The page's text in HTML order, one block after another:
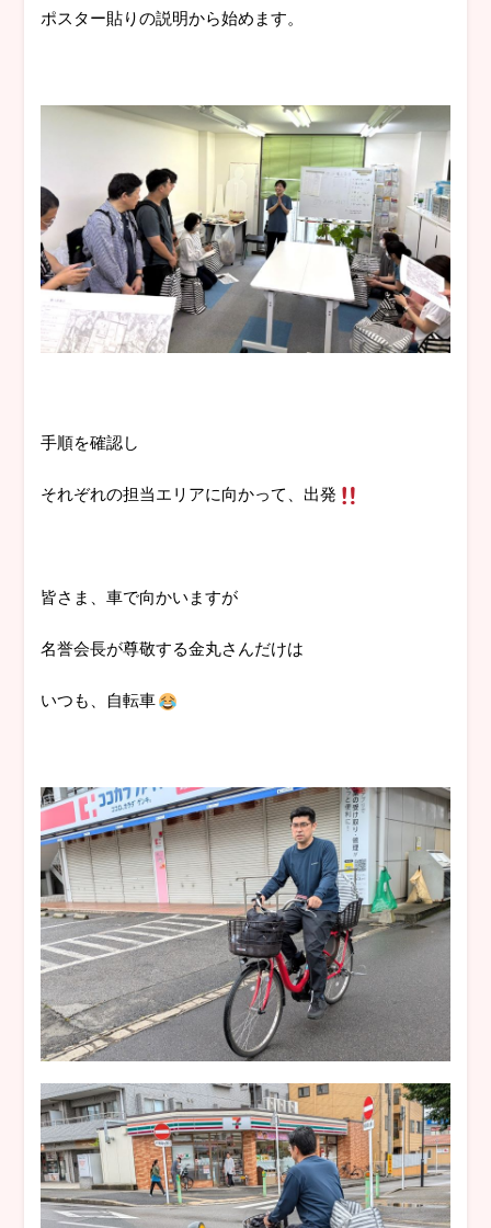
ポスター貼りの説明から始めます。
手順を確認し
それぞれの担当エリアに向かって、出発
皆さま、車で向かいますが
名誉会長が尊敬する金丸さんだけは
いつも、自転車